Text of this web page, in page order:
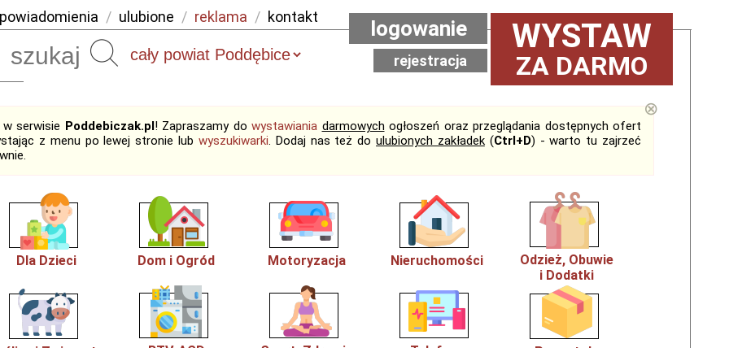
powiadomienia / ulubione / reklama / kontakt
Szukaj WYSTAW
ZA DARMO
logowanie
rejestracja
serwisie Poddebiczak.pl! Zapraszamy do wystawiania darmowych ogłoszeń oraz przeglądania dostępnych ofert
z menu po lewej stronie lub wyszukiwarki. Dodaj nas też doulubionych zakładek(Ctrl+D) - warto tu zajrzeć
⊗
Dla Dzieci Dom i Ogród Motoryzacja Nieruchomości
Odzież, Obuwie
i Dodatki